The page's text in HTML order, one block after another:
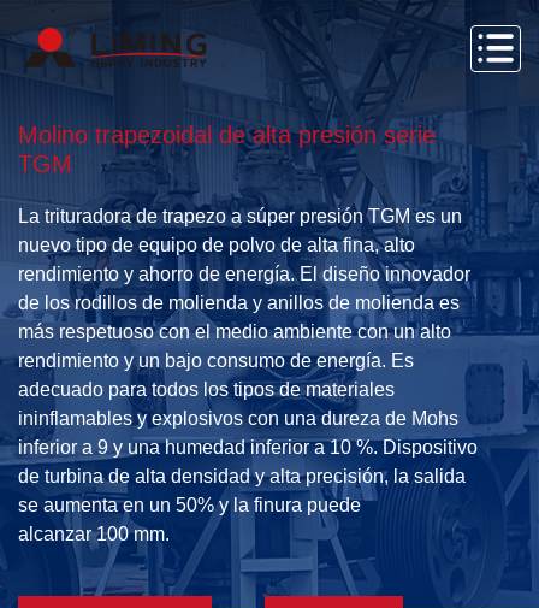
Molino trapezoidal de alta presión serie
TGM
La trituradora de trapezo a súper presión TGM es un
nuevo tipo de equipo de polvo de alta fina, alto
rendimiento y ahorro de energía. El diseño innovador
de los rodillos de molienda y anillos de molienda es
más respetuoso con el medio ambiente con un alto
rendimiento y un bajo consumo de energía. Es
adecuado para todos los tipos de materiales
ininflamables y explosivos con una dureza de Mohs
inferior a 9 y una humedad inferior a 10 %. Dispositivo
de turbina de alta densidad y alta precisión, la salida
se aumenta en un 50% y la finura puede
alcanzar 100 mm.